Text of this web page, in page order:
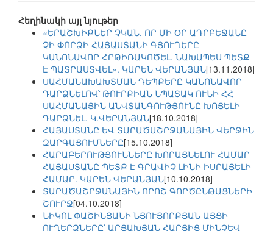
Հեղինակի այլ նյութեր
«ԵՐԱՇԽԻՔՆԵՐ ՉԿԱՆ, ՈՐ ՄԻ ՕՐ ԱԴՐԲԵՋԱՆԸ
ՉԻ ՓՈՐՁԻ ՀԱՅԱՍՏԱՆԻ ԳՅՈՒՂԵՐԸ
ԿԱՆՈՆԱՎՈՐ ՀՐԹԻՌԱԿՈԾԵԼ. ՆԱԽԱՊԵՍ ՊԵՏՔ
Է ՊԱՏՐԱՍՏՎԵԼ». ԿԱՐԵՆ ՎԵՐԱՆՅԱՆ[13.11.2018]
ՍԱՀՄԱՆԱԽԱԽՏՄԱՆ ԴԵՊՔԵՐԸ ԿԱՆՈՆԱՎՈՐ
ԴԱՐՁՆԵԼՈՎ՝ ԹՈՒՐՔԻԱՆ ՆՊԱՏԱԿ ՈՒՆԻ ՀՀ
ՍԱՀՄԱՆԱՅԻՆ ԱՆՎՏԱՆԳՈՒԹՅՈՒՆԸ ԽՈՑԵԼԻ
ԴԱՐՁՆԵԼ. Կ.ՎԵՐԱՆՅԱՆ[18.10.2018]
ՀԱՅԱՍՏԱՆԸ ԵՎ ՏԱՐԱԾԱՇՐՋԱՆԱՅԻՆ ՎԵՐՋԻՆ
ԶԱՐԳԱՑՈՒՄՆԵՐԸ[15.10.2018]
ՀԱՐԱԲԵՐՈՒԹՅՈՒՆՆԵՐԸ ԽՈՐԱՑՆԵԼՈՒ ՀԱՄԱՐ
ՀԱՅԱՍՏԱՆԸ ՊԵՏՔ Է ԳՐԱՎԻՉ ԼԻՆԻ ԻՍՐԱՅԵԼԻ
ՀԱՄԱՐ. ԿԱՐԵՆ ՎԵՐԱՆՅԱՆ[10.10.2018]
ՏԱՐԱԾԱՇՐՋԱՆԱՅԻՆ ՈՐՈՇ ԳՈՐԾԸՆԹԱՑՆԵՐԻ
ՇՈՒՐՋ[04.10.2018]
ՆԻԿՈԼ ՓԱՇԻՆՅԱՆԻ ՆՅՈՒՅՈՐՔՅԱՆ ԱՅՑԻ
ՈՒՂԵՐՁՆԵՐԸ՝ ԱՐՑԱԽՅԱՆ ՀԱՐՑԻՑ ՄԻՆՉԵՎ